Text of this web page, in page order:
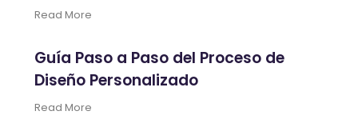
Read More
Guía Paso a Paso del Proceso de
Diseño Personalizado
Read More